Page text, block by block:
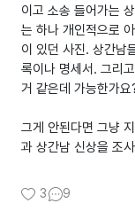
이고 소송 들어가는
는 하나 개인적으로
이 있던 사진. 상간남
록이나 명세서. 그리
거 같은데 가능한가요
그게 안된다면 그냥
과 상간남 신상을 조
3 9